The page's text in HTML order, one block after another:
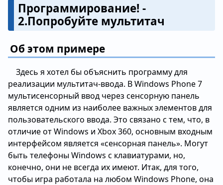
Программирование! -
2.Попробуйте мультитач
Об этом примере
Здесь я хотел бы объяснить программу для
реализации мультитач-ввода. В Windows Phone 7
мультисенсорный ввод через сенсорную панель
является одним из наиболее важных элементов для
пользовательского ввода. Это связано с тем, что, в
отличие от Windows и Xbox 360, основным входным
интерфейсом является «сенсорная панель». Могут
быть телефоны Windows с клавиатурами, но,
конечно, они не всегда их имеют. Итак, для того,
чтобы игра работала на любом Windows Phone, она